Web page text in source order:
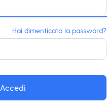
Hai dimenticato la password?
Accedi